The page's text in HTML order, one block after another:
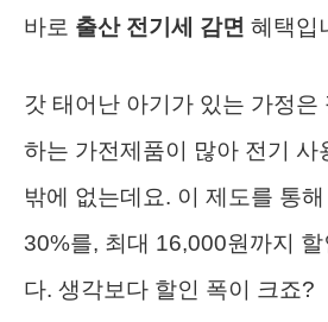
바로 출산 전기세 감면 혜택입
갓 태어난 아기가 있는 가정은
하는 가전제품이 많아 전기 사
밖에 없는데요. 이 제도를 통
30%를, 최대 16,000원까지 할
다. 생각보다 할인 폭이 크죠?